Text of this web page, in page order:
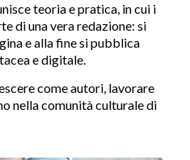
teoria e pratica, in cui i
di una vera redazione: si
e alla fine si pubblica
e digitale.
come autori, lavorare
nella comunità culturale di